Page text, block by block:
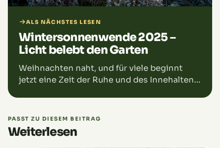
ALS NÄCHSTES LESEN
Wintersonnenwende 2025 –
Licht belebt den Garten
Weihnachten naht, und für viele beginnt
jetzt eine Zeit der Ruhe und des Innehaltens.
während…
PASST ZU DIESEM BEITRAG
Weiterlesen